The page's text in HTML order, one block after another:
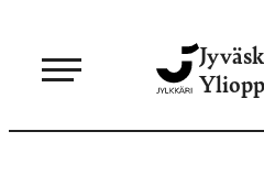
sisältöön